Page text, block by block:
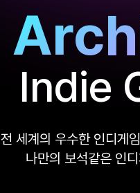
Indie
전 세계의 우수한 인디게
나만의 보석같은 인